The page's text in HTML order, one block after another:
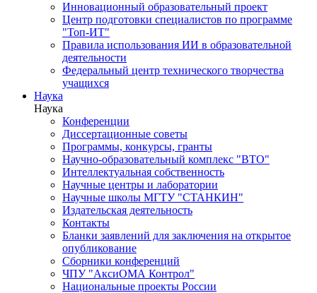
Инновационный образовательный проект
Центр подготовки специалистов по программе
"Топ-ИТ"
Правила использования ИИ в образовательной
деятельности
Федеральный центр технического творчества
учащихся
Наука
Наука
Конференции
Диссертационные советы
Программы, конкурсы, гранты
Научно-образовательный комплекс "ВТО"
Интеллектуальная собственность
Научные центры и лаборатории
Научные школы МГТУ "СТАНКИН"
Издательская деятельность
Контакты
Бланки заявлений для заключения на открытое
опубликование
Сборники конференций
ЧПУ "АксиОМА Контрол"
Национальные проекты России